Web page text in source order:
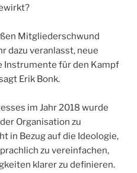
Mitgliederschwund
dazu veranlasst, neue
Instrumente für den Kampf
Erik Bonk.
im Jahr 2018 wurde
Organisation zu
in Bezug auf die Ideologie,
zu vereinfachen,
klarer zu definieren.